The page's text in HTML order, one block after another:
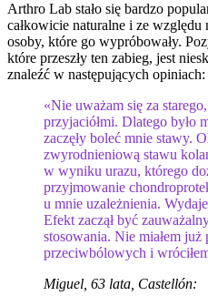
Arthro Lab stało się bardzo
całkowicie naturalne i ze
osoby, które go wypróbowały.
które przeszły ten zabieg, jest
znaleźć w następujących opiniach:
«Nie uważam się za
przyjaciółmi. Dlatego było
zaczęły boleć mnie stawy.
zwyrodnieniową stawu
w wyniku urazu, którego
przyjmowanie
u mnie uzależnienia.
Efekt zaczął być
stosowania. Nie miałem
przeciwbólowych i
Miguel, 63 lata, Castellón: